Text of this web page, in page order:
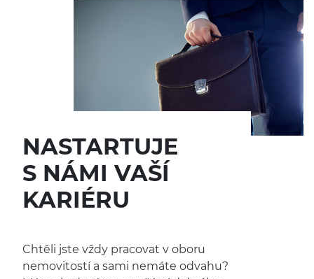
NASTARTUJE
S NÁMI VAŠÍ
KARIÉRU
Chtěli jste vždy pracovat v oboru
nemovitostí a sami nemáte odvahu?